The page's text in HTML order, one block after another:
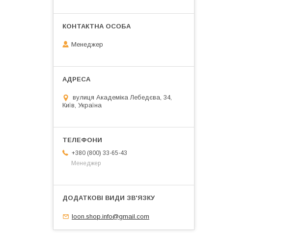
Менеджер
вулиця Академіка Лебедєва, 34,
Київ, Україна
+380 (800) 33-65-43
Менеджер
loon.shop.info@gmail.com